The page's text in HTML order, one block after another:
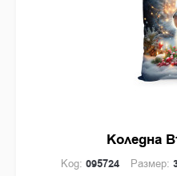
Коледна
Код: 095724 Размер: